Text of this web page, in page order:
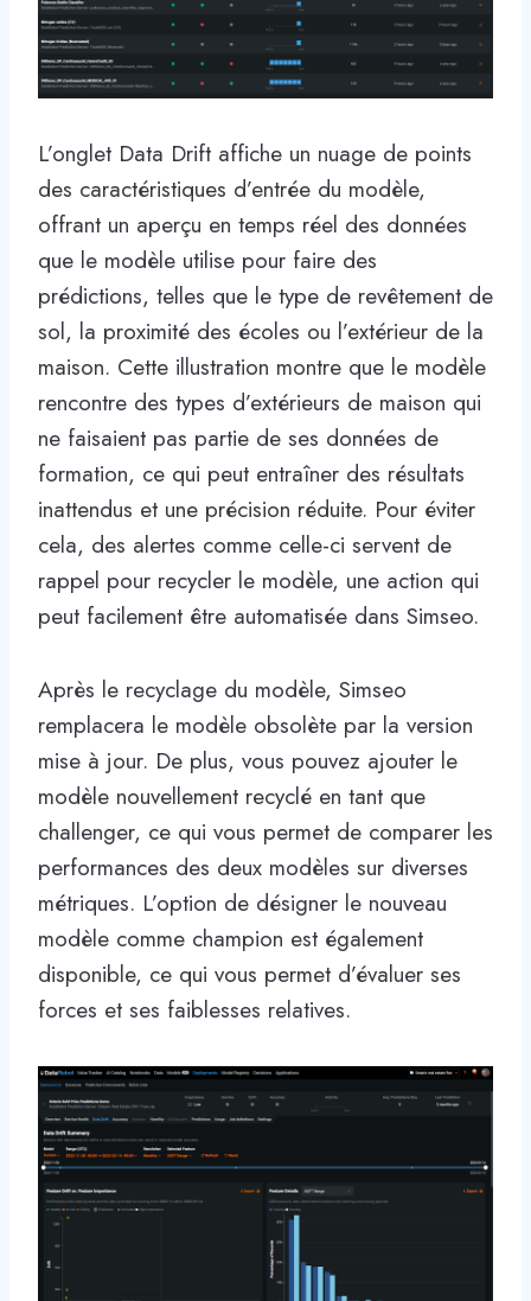
L’onglet Data Drift affiche un nuage de points
des caractéristiques d’entrée du modèle,
offrant un aperçu en temps réel des données
que le modèle utilise pour faire des
prédictions, telles que le type de revêtement de
sol, la proximité des écoles ou l’extérieur de la
maison. Cette illustration montre que le modèle
rencontre des types d’extérieurs de maison qui
ne faisaient pas partie de ses données de
formation, ce qui peut entraîner des résultats
inattendus et une précision réduite. Pour éviter
cela, des alertes comme celle-ci servent de
rappel pour recycler le modèle, une action qui
peut facilement être automatisée dans Simseo.
Après le recyclage du modèle, Simseo
remplacera le modèle obsolète par la version
mise à jour. De plus, vous pouvez ajouter le
modèle nouvellement recyclé en tant que
challenger, ce qui vous permet de comparer les
performances des deux modèles sur diverses
métriques. L’option de désigner le nouveau
modèle comme champion est également
disponible, ce qui vous permet d’évaluer ses
forces et ses faiblesses relatives.